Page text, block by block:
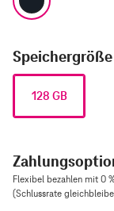
Speichergröße
128 GB
Flexibel bezahlen mit 0
(Schlussrate